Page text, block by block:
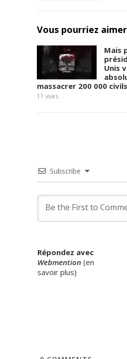
Vous pourriez aimer
Mais
Unis
massacrer 200 000
11 vues
Subscribe
Répondez avec
Webmention (en
savoir plus)